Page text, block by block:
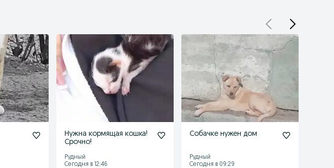
Нужна кормящая кошка!
Срочно!
Рудный
Сегодня в 12:46
Собачке нужен дом
Рудный
Сегодня в 09:29